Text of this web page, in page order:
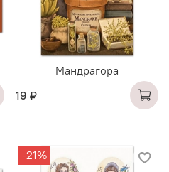
Мандрагора
19 ₽
-21%